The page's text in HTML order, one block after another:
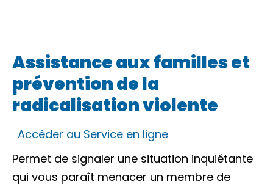
Assistance aux familles et
prévention de la
radicalisation violente
Accéder au Service en ligne
Permet de signaler une situation inquiétante
qui vous paraît menacer un membre de